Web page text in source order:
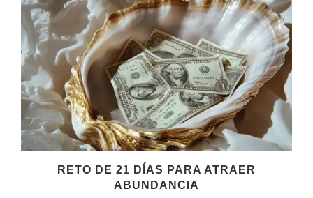
RETO DE 21 DÍAS PARA ATRAER
ABUNDANCIA